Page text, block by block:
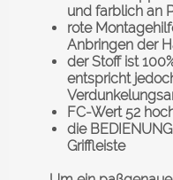
und farblich an
rote
Anbringen der
der Stoff ist
entspricht
FC-Wert 52
die
Griffleiste